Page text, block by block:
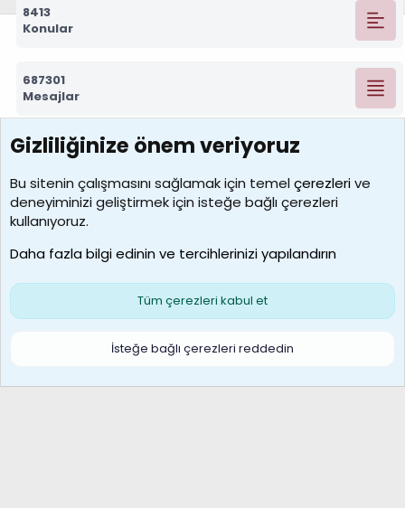
8413
Konular
687301
Mesajlar
7390
Kullanıcılar
MosesBrownHayranı
Son üye
Çerezler
S
Gizliliğinize önem veriyoruz
Bu sitenin çalışmasını sağlamak için temelçerezlerive
deneyiminizi geliştirmek için isteğe bağlı çerezleri
kullanıyoruz.
Daha fazla bilgi edinin ve tercihlerinizi yapılandırın
Tüm çerezleri kabul et
İsteğe bağlı çerezleri reddedin